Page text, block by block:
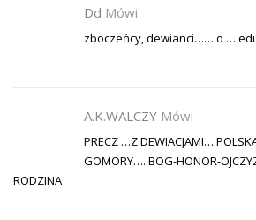
Dd Mówi
zboczeńcy, dewianci…… o
A.K.WALCZY Mówi
PRECZ …Z
GOMORY…..BOG-HONOR-
RODZINA